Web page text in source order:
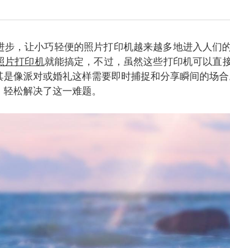
步，让小巧轻便的照片打印机越来越多地进入人们
片打印机就能搞定，不过，虽然这些打印机可以直
像派对或婚礼这样需要即时捕捉和分享瞬间的场
松解决了这一难题。